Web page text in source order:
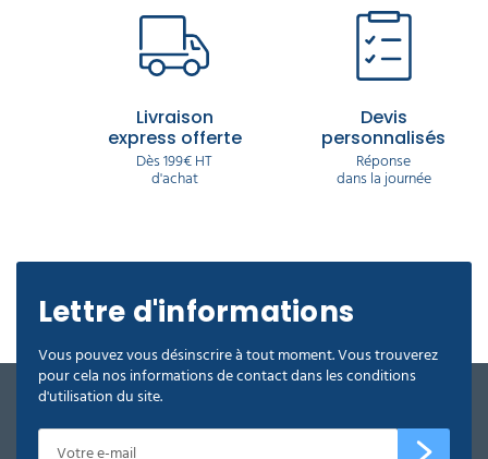
Tuto : la technique des deux seaux
Livraison
express offerte
Dès 199€ HT
d'achat
Devis
personnalisés
Réponse
dans la journée
Lettre d'informations
Vous pouvez vous désinscrire à tout moment. Vous trouverez
pour cela nos informations de contact dans les conditions
d'utilisation du site.